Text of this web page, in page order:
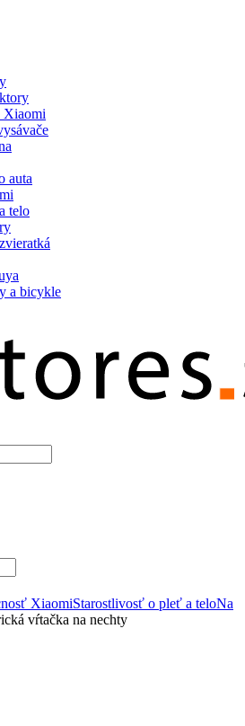
Xiaomi
auta
telo
a bicykle
XiaomiStarostlivosť o pleť a teloNa
vŕtačka na nechty